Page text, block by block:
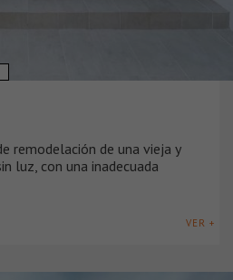
remodelación de una vieja y
luz, con una inadecuada
VER +